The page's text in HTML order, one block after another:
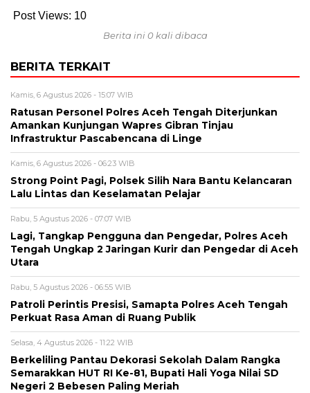
Post Views: 10
Berita ini 0 kali dibaca
BERITA TERKAIT
Kamis, 6 Agustus 2026 - 15:07 WIB
Ratusan Personel Polres Aceh Tengah Diterjunkan
Amankan Kunjungan Wapres Gibran Tinjau
Infrastruktur Pascabencana di Linge
Kamis, 6 Agustus 2026 - 06:23 WIB
Strong Point Pagi, Polsek Silih Nara Bantu Kelancaran
Lalu Lintas dan Keselamatan Pelajar
Rabu, 5 Agustus 2026 - 07:07 WIB
Lagi, Tangkap Pengguna dan Pengedar, Polres Aceh
Tengah Ungkap 2 Jaringan Kurir dan Pengedar di Aceh
Utara
Rabu, 5 Agustus 2026 - 06:55 WIB
Patroli Perintis Presisi, Samapta Polres Aceh Tengah
Perkuat Rasa Aman di Ruang Publik
Selasa, 4 Agustus 2026 - 11:22 WIB
Berkeliling Pantau Dekorasi Sekolah Dalam Rangka
Semarakkan HUT RI Ke-81, Bupati Hali Yoga Nilai SD
Negeri 2 Bebesen Paling Meriah